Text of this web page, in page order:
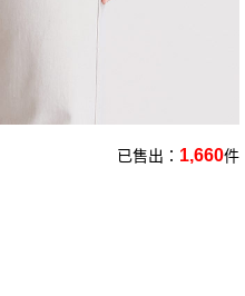
已售出： 1,660件